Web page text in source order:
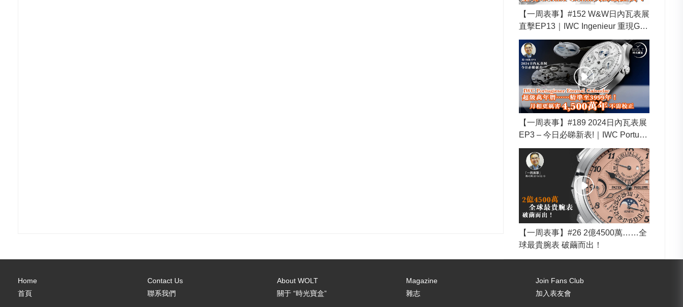
【一周表事】#152 W&W日內瓦表展
直擊EP13｜IWC Ingenieur 重現Gér
ald Genta大師級經典！
【一周表事】#189 2024日內瓦表展
EP3 – 今日必睇新表!｜IWC Portugi
eser Eternal Calendar超級萬年
曆……精準至3999年！月相更厲害
4,500萬年不需校正
【一周表事】#26 2億4500萬……全
球最貴腕表 破繭而出！
Home
首頁
Contact Us
聯系我們
About WOLT
關于 “時光寶盒”
Magazine
雜志
Join Fans Club
加入表友會